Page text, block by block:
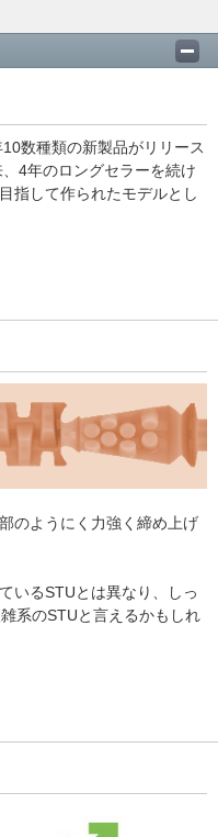
数種類の新製品がリリース
4年のロングセラーを続け
指して作られたモデルとし
のようにく力強く締め上げ
いるSTUとは異なり、しっ
系のSTUと言えるかもしれ